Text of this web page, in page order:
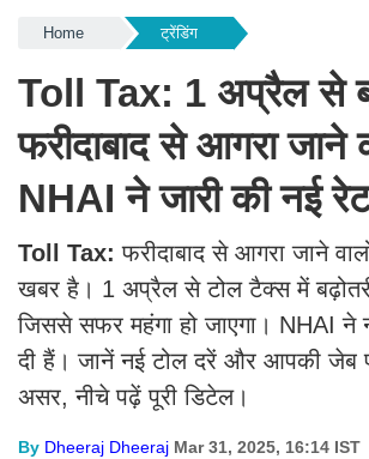
Home ट्रेंडिंग
Toll Tax: 1 अप्रैल से
फरीदाबाद से आगरा जाने
NHAI ने जारी की नई
Toll Tax:फरीदाबाद से आगरा जाने
खबर है। 1 अप्रैल से टोल टैक्स में
जिससे सफर महंगा हो जाएगा। NHAI ने
दी हैं। जानें नई टोल दरें और आपकी जेब
असर, नीचे पढ़ें पूरी डिटेल।
By Dheeraj Dheeraj Mar 31, 2025, 16:14 IST